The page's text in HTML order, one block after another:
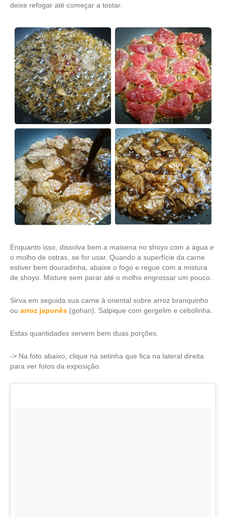
deixe refogar até começar a tostar.
Enquanto isso, dissolva bem a maisena no shoyo com a água e
o molho de ostras, se for usar. Quando a superfície da carne
estiver bem douradinha, abaixe o fogo e regue com a mistura
de shoyo. Misture sem parar até o molho engrossar um pouco.
Sirva em seguida sua carne à oriental sobre arroz branquinho
ou arroz japonês (gohan). Salpique com gergelim e cebolinha.
Estas quantidades servem bem duas porções.
-> Na foto abaixo, clique na setinha que fica na lateral direita
para ver fotos da exposição.